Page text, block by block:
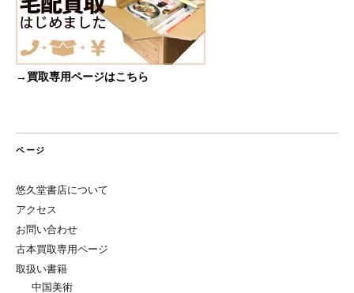
→買取専用ページはこちら
ページ
悠久堂書店について
アクセス
お問い合わせ
古本買取専用ページ
取扱い書籍
中国美術